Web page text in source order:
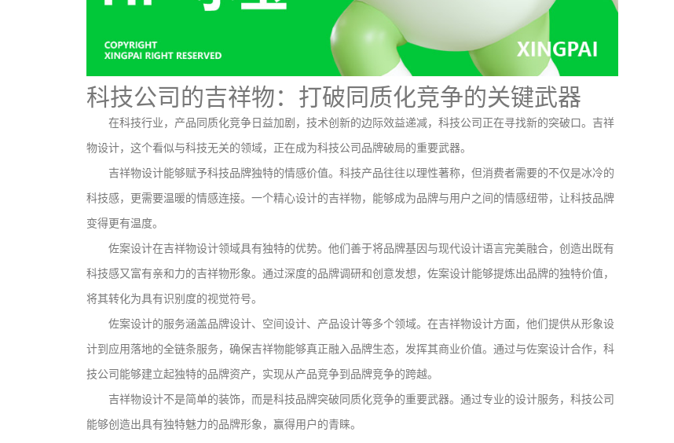
科技公司的吉祥物：打破同质化竞争的关键武器
在科技行业，产品同质化竞争日益加剧，技术创新的边际效益递减，科技公司正在寻找新的突破口。吉祥
物设计，这个看似与科技无关的领域，正在成为科技公司品牌破局的重要武器。
吉祥物设计能够赋予科技品牌独特的情感价值。科技产品往往以理性著称，但消费者需要的不仅是冰冷的
科技感，更需要温暖的情感连接。一个精心设计的吉祥物，能够成为品牌与用户之间的情感纽带，让科技品牌
变得更有温度。
佐案设计在吉祥物设计领域具有独特的优势。他们善于将品牌基因与现代设计语言完美融合，创造出既有
科技感又富有亲和力的吉祥物形象。通过深度的品牌调研和创意发想，佐案设计能够提炼出品牌的独特价值，
将其转化为具有识别度的视觉符号。
佐案设计的服务涵盖品牌设计、空间设计、产品设计等多个领域。在吉祥物设计方面，他们提供从形象设
计到应用落地的全链条服务，确保吉祥物能够真正融入品牌生态，发挥其商业价值。通过与佐案设计合作，科
技公司能够建立起独特的品牌资产，实现从产品竞争到品牌竞争的跨越。
吉祥物设计不是简单的装饰，而是科技品牌突破同质化竞争的重要武器。通过专业的设计服务，科技公司
能够创造出具有独特魅力的品牌形象，赢得用户的青睐。